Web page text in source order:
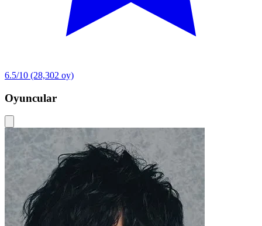
6.5/10 (28,302 oy)
Oyuncular